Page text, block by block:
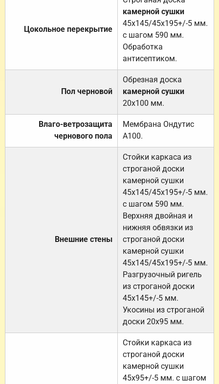
Цокольное перекрытие
камерной сушки
45х145/45х195+/-5 мм.
с шагом 590 мм.
Обработка
антисептиком.
Пол черновой
Обрезная доска
камерной сушки
20х100 мм.
Влаго-ветрозащита
чернового пола
Мембрана Ондутис
А100.
Внешние стены
Стойки каркаса из
строганой доски
камерной сушки
45х145/45х195+/-5 мм.
с шагом 590 мм.
Верхняя двойная и
нижняя обвязки из
строганой доски
камерной сушки
45х145/45х195+/-5 мм.
Разгрузочный ригель
из строганой доски
45х145+/-5 мм.
Укосины из строганой
доски 20х95 мм.
Стойки каркаса из
строганой доски
камерной сушки
45х95+/-5 мм. с шагом